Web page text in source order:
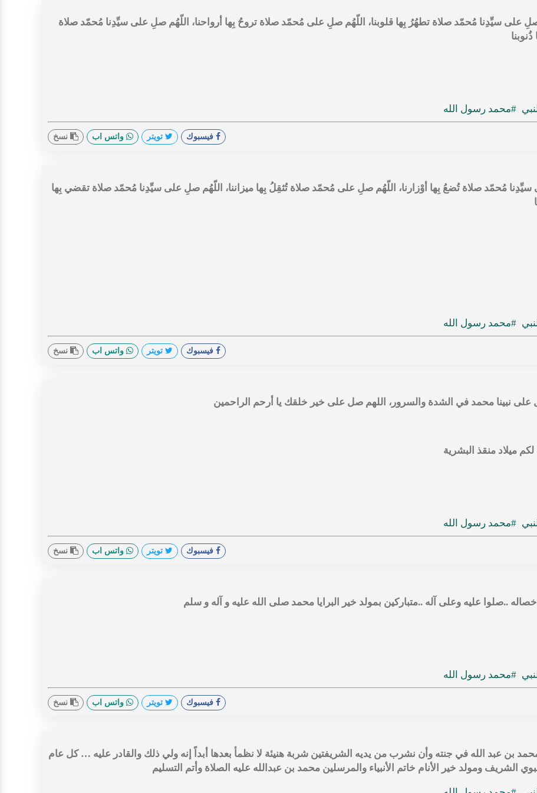
على سيِّدِنا مُحمّد صلاة تطهُرُ بِها قلوبنا، اللّهُم صلِ على مُحمّد صلاة تروحُ بِها أرواحنا، اللّهُم صلِ على سيِّدِنا مُحمّد صلاة
#محمد رسول الله
فيسبوك تويتر واتس اب نسخ
مُحمّد صلاة تُضعُ بِها أوْزارنا، اللّهُم صلِ على مُحمّد صلاة تُثقِلُ بِها ميزاننا، اللّهُم صلِ على سيِّدِنا مُحمّد صلاة تقضي بِها
#محمد رسول الله
فيسبوك تويتر واتس اب نسخ
على نبينا محمد في الشدة والسرور، اللهم صل على خير خلقك يا أرحم الراحمين
ميلاد منقذ البشرية
#محمد رسول الله
فيسبوك تويتر واتس اب نسخ
..صلوا عليه وعلى آله ..متباركين بمولد خير البرايا محمد صلى الله عليه و آله و سلم
#محمد رسول الله
فيسبوك تويتر واتس اب نسخ
بن عبد الله في جنته وأن نشرب من يديه الشريفتين شربة هنيئة لا نظمأ بعدها أبداً إنه ولي ذلك والقادر عليه … كل عام
الشريف ومولد خير الأنام خاتم الأنبياء والمرسلين محمد بن عبدالله عليه الصلاة وأتم التسليم